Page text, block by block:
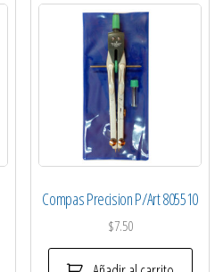
Compas Precision P/Art 805510
$7.50